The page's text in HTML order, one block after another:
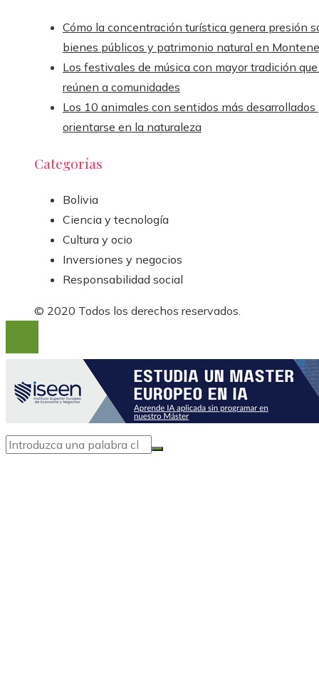
Cómo la concentración turística genera presión
bienes públicos y patrimonio natural en
Los festivales de música con mayor tradición
reúnen a comunidades
Los 10 animales con sentidos más desarrollados
orientarse en la naturaleza
Categorías
Bolivia
Ciencia y tecnología
Cultura y ocio
Inversiones y negocios
Responsabilidad social
© 2020 Todos los derechos reservados.